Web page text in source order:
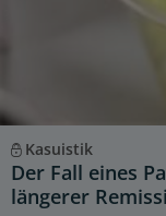
Kasuistik
Der Fall eines
längerer